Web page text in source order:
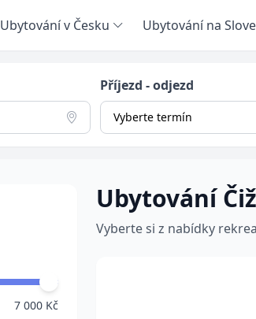
Ubytování v Česku Ubytování na
Příjezd - odjezd
Vyberte termín
7 000 Kč
Ubytování
Vyberte si z nabídky